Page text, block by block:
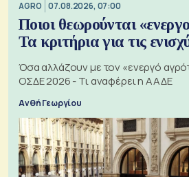
AGRO 07.08.2026, 07:00
Ποιοι θεωρούνται
Τα κριτήρια για τις
Όσα αλλάζουν με τον «ενεργό
ΟΣΔΕ 2026 - Τι αναφέρει η ΑΑΔΕ
Ανθή Γεωργίου